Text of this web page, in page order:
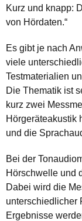
Kurz und knapp:
von Hördaten.“
Es gibt je nach
viele
Testmaterialien
Die Thematik ist
kurz zwei
Hörgeräteakustik
und die
Bei der
Hörschwelle und
Dabei wird die
unterschiedlicher
Ergebnisse